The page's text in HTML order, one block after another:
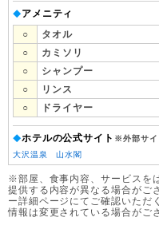
◆アメニティ
○
タオル
○
カミソリ
○
シャンプー
○
リンス
○
ドライヤー
◆ホテルの公式サイト ※外部サイ
大沢温泉 山水閣
※部屋、食事内容、サービスを
提供する内容が異なる場合がご
ー詳細ページにてご確認いただ
情報は変更されている場合がご